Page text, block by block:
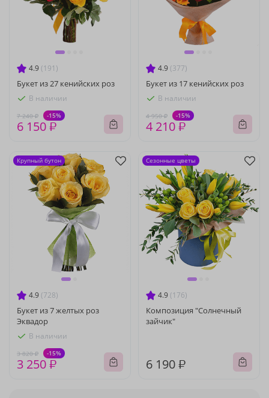
4.9 (191)
Букет из 27 кенийских роз
В наличии
7 240 ₽ -15%
6 150 ₽
4.9 (377)
Букет из 17 кенийских роз
В наличии
4 950 ₽ -15%
4 210 ₽
4.9 (728)
Букет из 7 желтых роз
Эквадор
В наличии
3 820 ₽ -15%
3 250 ₽
Крупный бутон
4.9 (176)
Композиция "Солнечный
зайчик"
6 190 ₽
Сезонные цветы